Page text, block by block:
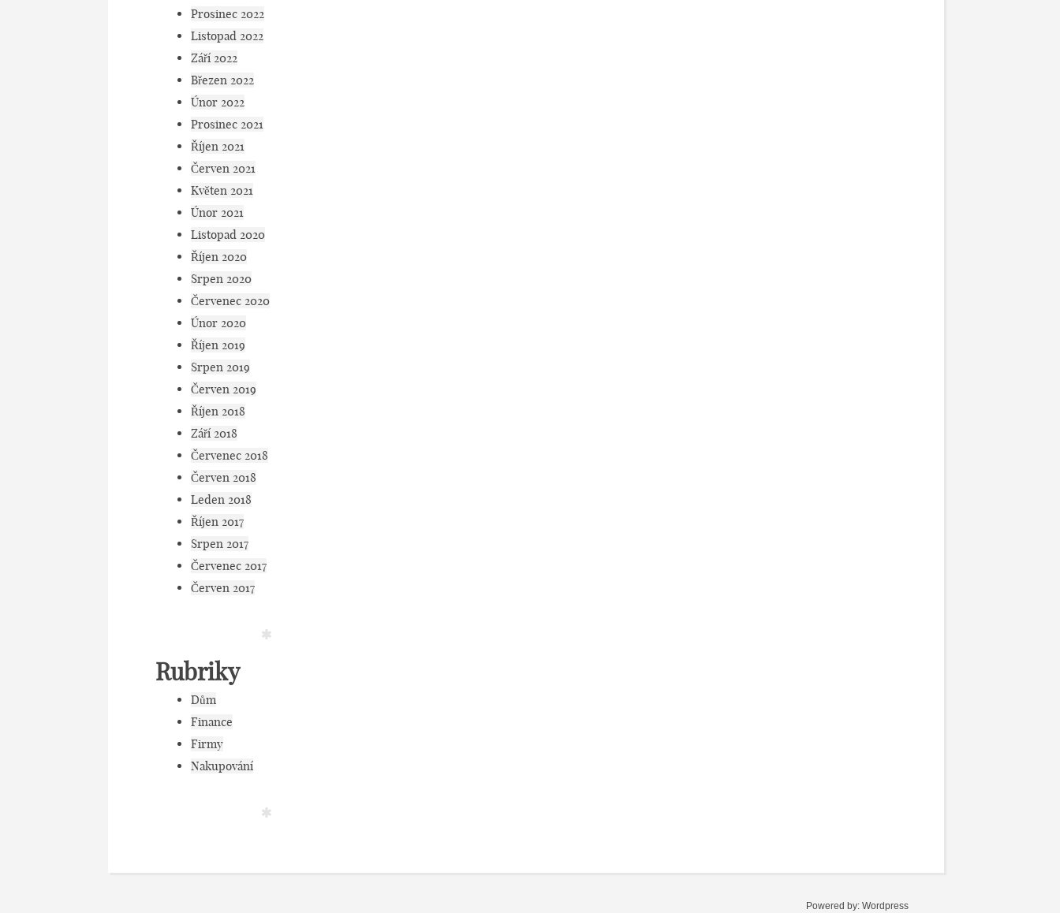
Prosinec 2022
Listopad 2022
Září 2022
Březen 2022
Únor 2022
Prosinec 2021
Říjen 2021
Červen 2021
Květen 2021
Únor 2021
Listopad 2020
Říjen 2020
Srpen 2020
Červenec 2020
Únor 2020
Říjen 2019
Srpen 2019
Červen 2019
Říjen 2018
Září 2018
Červenec 2018
Červen 2018
Leden 2018
Říjen 2017
Srpen 2017
Červenec 2017
Červen 2017
Rubriky
Dům
Finance
Firmy
Nakupování
Powered by: Wordpress